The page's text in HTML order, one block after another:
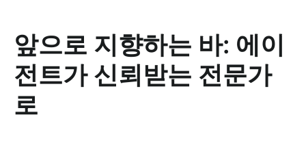
앞으로 지향하는 바: 에이
전트가 신뢰받는 전문가
로